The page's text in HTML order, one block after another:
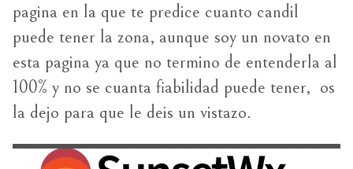
pagina en la que te predice cuanto candil
puede tener la zona, aunque soy un novato en
esta pagina ya que no termino de entenderla al
100% y no se cuanta fiabilidad puede tener, os
la dejo para que le deis un vistazo.